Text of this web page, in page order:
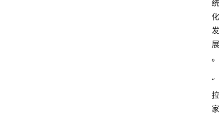
统
化
发
展
。
“
拉
家